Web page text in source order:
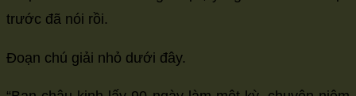
trước đã nói rồi.
Đoạn chú giải nhỏ dưới đây.